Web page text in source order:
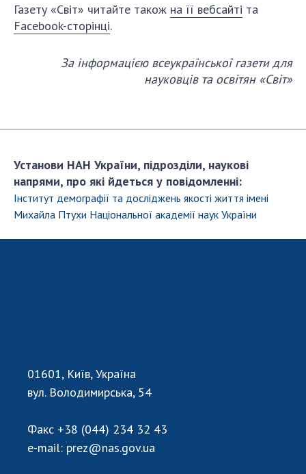
Газету «Світ» читайте також на її вебсайті та
Facebook-сторінці.
За інформацією всеукраїнської газети для
науковців та освітян «Світ»
Установи НАН України, підрозділи, наукові
напрями, про які йдеться у повідомленні:
Інститут демографії та досліджень якості життя імені
Михайла Птухи Національної академії наук України
01601, Київ, Україна
вул. Володимирська, 54
Факс +38 (044) 234 32 43
e-mail: prez@nas.gov.ua